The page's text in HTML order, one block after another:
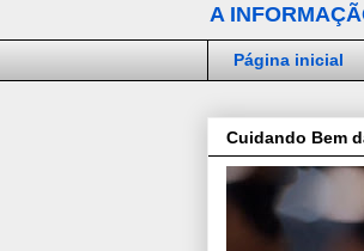
A
Página inicial
Cuidando Bem